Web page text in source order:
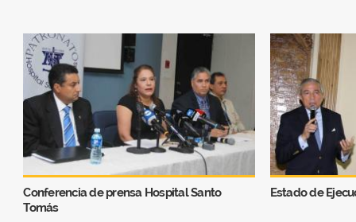
Conferencia de prensa Hospital Santo
Tomás
Estado de